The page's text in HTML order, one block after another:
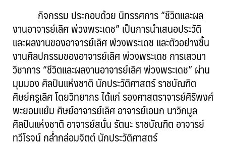
กิจกรรม ประกอบด้วย นิทรรศการ “ชีวิตและผล
งานอาจารย์เลิศ พ่วงพระเดช” เป็นการนำเสนอประวัติ
และผลงานของอาจารย์เลิศ พ่วงพระเดช และตัวอย่างชิ้น
งานศิลปกรรมของอาจารย์เลิศ พ่วงพระเดช การเสวนา
วิชาการ “ชีวิตและผลงานอาจารย์เลิศ พ่วงพระเดช” ผ่าน
มุมมอง ศิลปินแห่งชาติ นักประวัติศาสตร์ ราชบัณฑิต
ศิษย์ครูเลิศ โดยวิทยากร ได้แก่ รองศาสตราจารย์ศิริพงศ์
พะยอมแย้ม ศิษย์อาจารย์เลิศ อาจารย์เอนก นาวิกมูล
ศิลปินแห่งชาติ อาจารย์สนั่น รัตนะ ราชบัณฑิต อาจารย์
ทวีโรจน์ กล่ำกล่อมจิตต์ นักประวัติศาสตร์